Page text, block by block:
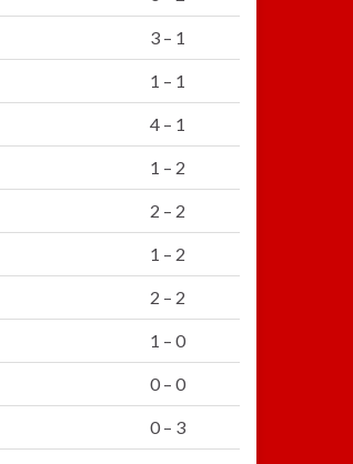
3 – 1
1 – 1
4 – 1
1 – 2
2 – 2
1 – 2
2 – 2
1 – 0
0 – 0
0 – 3